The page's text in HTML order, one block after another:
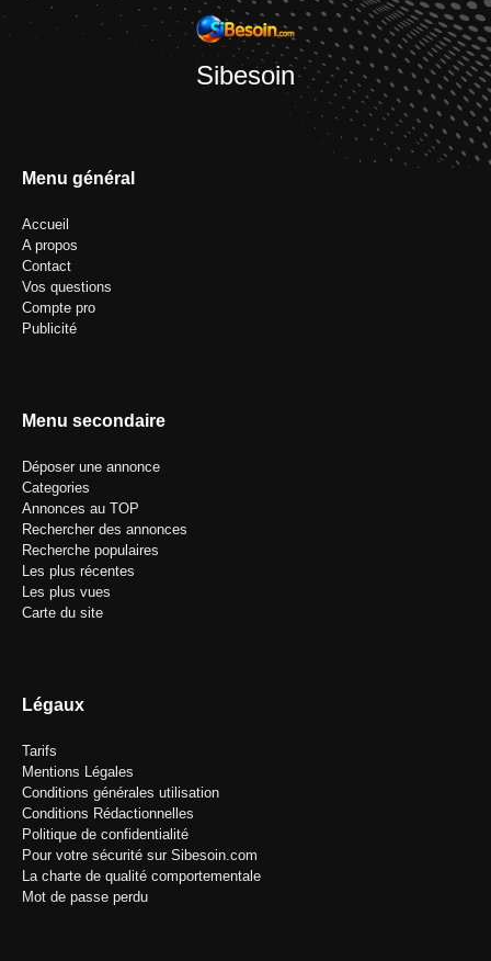
Sibesoin
Menu général
Accueil
A propos
Contact
Vos questions
Compte pro
Publicité
Menu secondaire
Déposer une annonce
Categories
Annonces au TOP
Rechercher des annonces
Recherche populaires
Les plus récentes
Les plus vues
Carte du site
Légaux
Tarifs
Mentions Légales
Conditions générales utilisation
Conditions Rédactionnelles
Politique de confidentialité
Pour votre sécurité sur Sibesoin.com
La charte de qualité comportementale
Mot de passe perdu